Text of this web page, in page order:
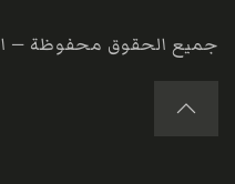
جميع الحقوق محفوظة —